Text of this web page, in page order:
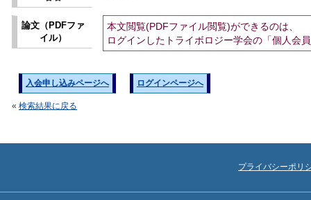
論文（PDFファ
イル）
本文閲覧(PDFファイル閲覧)ができるのは、
ログインしたトライボロジー学会の「個人会
入会申し込みページへ ログインページへ
« 検索結果に戻る
プライバシーポリ